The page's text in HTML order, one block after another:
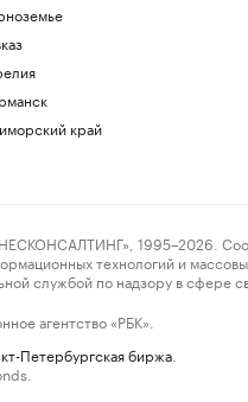
край
1995–2026.
технологий и
службой по надзору в сфере
агентство «РБК».
Петербургская биржа